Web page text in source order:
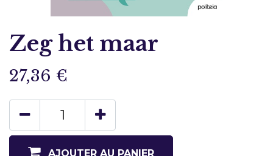
Zeg het maar
27,36 €
AJOUTER AU PANIER